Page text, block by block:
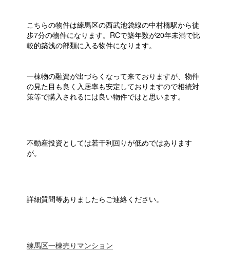
こちらの物件は練馬区の西武池袋線の中村橋駅から徒
歩7分の物件になります。RCで築年数が20年未満で比
較的築浅の部類に入る物件になります。
一棟物の融資が出づらくなって来ておりますが、物件
の見た目も良く入居率も安定しておりますので相続対
策等で購入されるには良い物件ではと思います。
不動産投資としては若干利回りが低めではあります
が。
詳細質問等ありましたらご連絡ください。
練馬区一棟売りマンション